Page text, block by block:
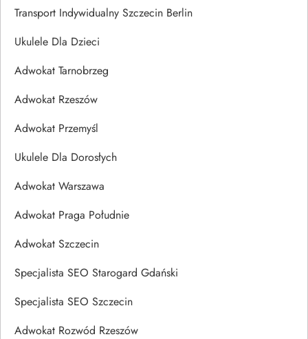
Transport Indywidualny Szczecin Berlin
Ukulele Dla Dzieci
Adwokat Tarnobrzeg
Adwokat Rzeszów
Adwokat Przemyśl
Ukulele Dla Dorosłych
Adwokat Warszawa
Adwokat Praga Południe
Adwokat Szczecin
Specjalista SEO Starogard Gdański
Specjalista SEO Szczecin
Adwokat Rozwód Rzeszów